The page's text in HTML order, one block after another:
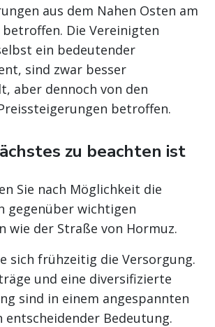
aus dem Nahen Osten am
Die Vereinigten
ein bedeutender
sind zwar besser
aber dennoch von den
betroffen.
zu beachten ist
Sie nach Möglichkeit die
gegenüber wichtigen
wie der Straße von Hormuz.
sich frühzeitig die Versorgung.
und eine diversifizierte
sind in einem angespannten
entscheidender Bedeutung.